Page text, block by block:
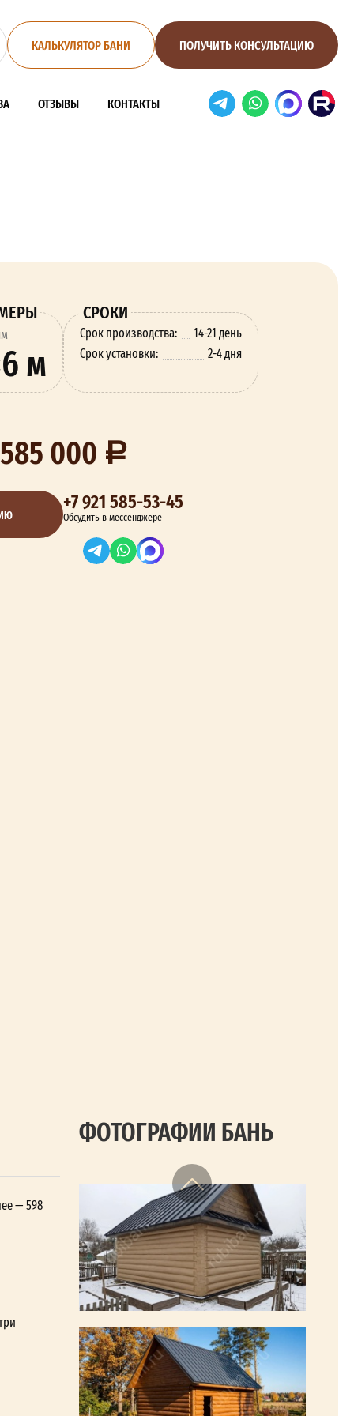
КАЛЬКУЛЯТОР БАНИ ПОЛУЧИТЬ КОНСУЛЬТАЦИЮ
ОТЗЫВЫ КОНТАКТЫ
м
СРОКИ
Срок производства:
14-21 день
Срок установки:
2-4 дня
000
+7 921 585-53-45
Обсудить в мессенджере
— 598
ФОТОГРАФИИ БАНЬ